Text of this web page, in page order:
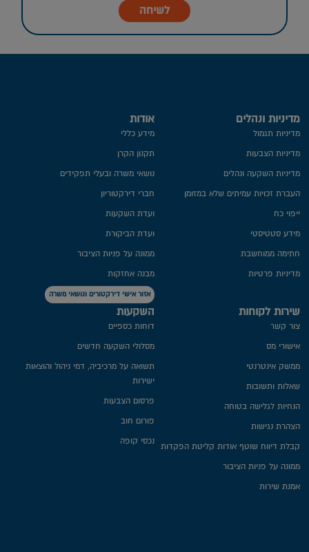
לשיחה
אודות
מידע כללי
תקנון הקרן
נושאי משרה ובעלי תפקידים
חברי דירקטוריון
ועדת השקעות
ועדת הביקורת
ממונה על פניות הציבור
מבנה אחזקות
אזור אישי דירקטורים ונושאי משרה
מדיניות ונהלים
מדיניות תגמול
מדיניות הצבעות
מדיניות השקעה ונהלים
העברת זכויות עמיתים שלא במזומן
ייפוי כח
מידע סטטיסטי
חתימה ממוחשבת
מדיניות פרטיות​
השקעות
דוחות כספיים
מסלולי השקעה חדשים
תשואה על מרכיביה, דמי ניהול והוצאות
ישירות
פרסום הצבעות
פורום חוב
נכסי קופה
שירות לקוחות
צור קשר
אישורי מס
ממשק אינטרנטי
שאלות ותשובות
הנחיות לגלישה בטוחה
הצהרת נגישות
קבלת דיווח שוטף אודות קליטת הפקדות
ממונה על פניות הציבור
אמנת שירות